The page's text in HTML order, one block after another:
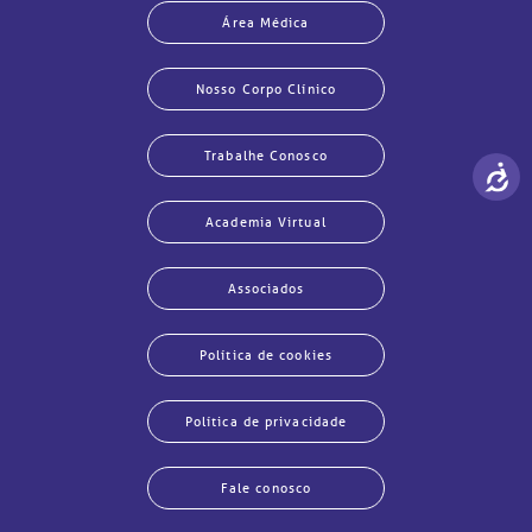
Área Médica
Nosso Corpo Clínico
Trabalhe Conosco
Academia Virtual
Associados
Política de cookies
Política de privacidade
Fale conosco